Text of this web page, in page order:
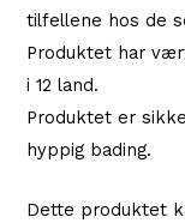
tilfellene hos de
Produktet har
i 12 land.
Produktet er
hyppig bading.
Dette produktet